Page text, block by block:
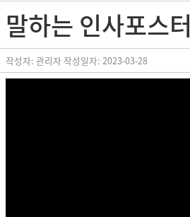
말하는 인사포스터
작성자: 관리자 작성일자: 2023-03-28